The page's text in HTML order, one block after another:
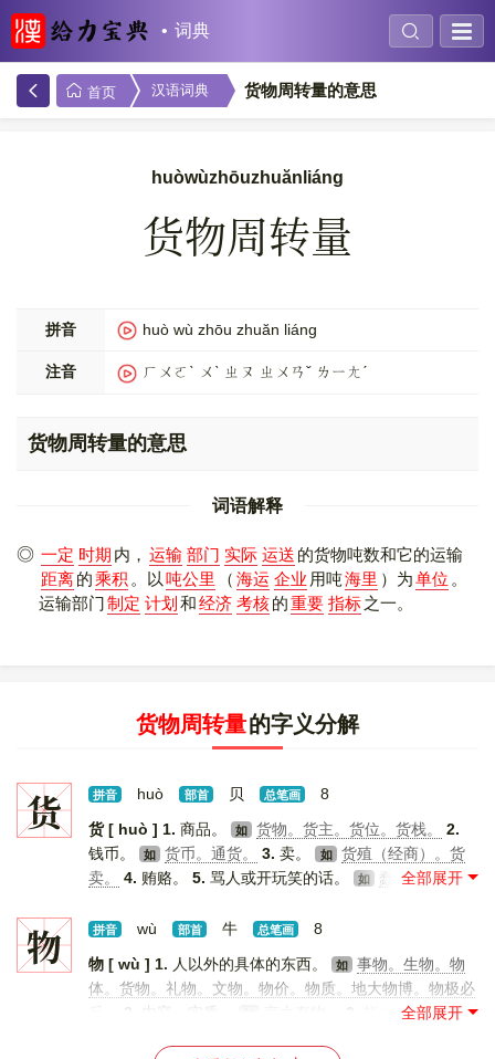
词典
首页 汉语词典 货物周转量的意思
huòwùzhōuzhuănliáng
货物周转量
拼音 huò wù zhōu zhuăn liáng
注音 ㄏㄨㄛˋ ㄨˋ ㄓㄡ ㄓㄨㄢˇ ㄌㄧㄤˊ
货物周转量的意思
词语解释
一定 时期 内， 运输 部门 实际 运送 的货物吨数和它的运输
距离的乘积 。以 吨公里 （ 海运 企业 用吨海里 ）为单位 。
运输部门制定 计划和经济 考核的重要 指标之一。
货物周转量的字义分解
货 拼音 huò 部首 贝 总笔画
8
货 [ huò ] 1. 商品。 如 货物。货主。货位。货栈。
2.
钱币。
如 货币。通货。 3. 卖。 如
货殖（经商）。货
卖。
4. 贿赂。 5. 骂人或开玩笑的话。 如
蠢货。宝货。
物 拼音 wù 部首 牛 总笔画
8
物 [ wù ] 1. 人以外的具体的东西。 如
事物。生物。物
体。货物。礼物。文物。物价。物质。地大物博。物极必
2. 内容，实质。
指自己以外的人